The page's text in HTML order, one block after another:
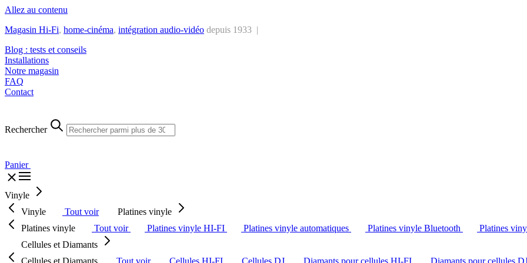
Allez au contenu
Magasin Hi-Fi, home-cinéma, intégration audio-vidéo depuis 1933 |
Blog : tests et conseils
Installations
Notre magasin
FAQ
Contact
Rechercher
Panier
Vinyle
Vinyle
Tout voir
Platines vinyle
Platines vinyle
Tout voir Platines vinyle HI-FI Platines vinyle automatiques Platines vinyle Bluetooth
Platines
Cellules et Diamants
Cellules et Diamants
Tout voir Cellules HI-FI Cellules DJ Diamants pour cellules HI-FI
Diamants pour cellules